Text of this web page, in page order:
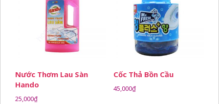
Nước Thơm Lau Sàn
Hando
25,000₫
Cốc Thả Bồn Cầu
45,000₫